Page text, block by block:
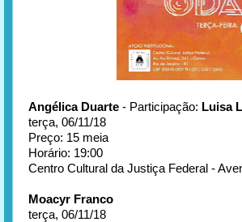
Angélica Duarte - Participação: Luisa
terça, 06/11/18
Preço: 15 meia
Horário: 19:00
Centro Cultural da Justiça Federal -
Moacyr Franco
terça, 06/11/18